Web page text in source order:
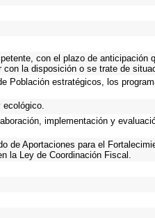
con el plazo de anticipación
la disposición o se trate de
Población estratégicos, los
ecológico.
implementación y
Aportaciones para el
la Ley de Coordinación Fiscal.